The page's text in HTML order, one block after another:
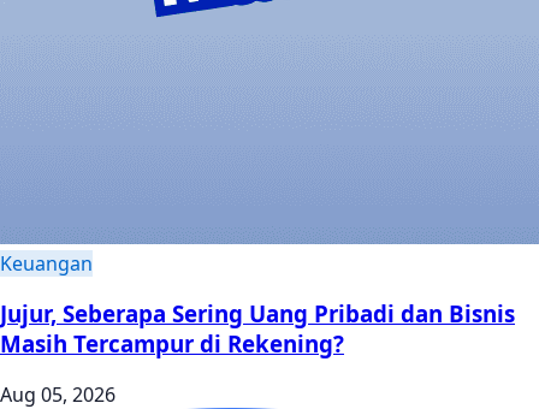
Keuangan
Jujur, Seberapa Sering Uang Pribadi dan Bisnis
Masih Tercampur di Rekening?
Aug 05, 2026